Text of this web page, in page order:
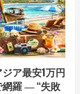
ア最安1万円
網羅 ― “失敗